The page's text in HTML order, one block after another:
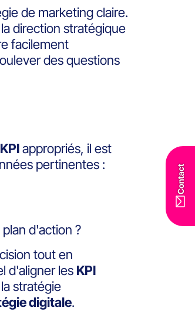
Contact
de marketing claire.
direction stratégique
facilement
des questions
appropriés, il est
pertinentes :
d'action ?
tout en
d'aligner les KPI
stratégie
digitale.